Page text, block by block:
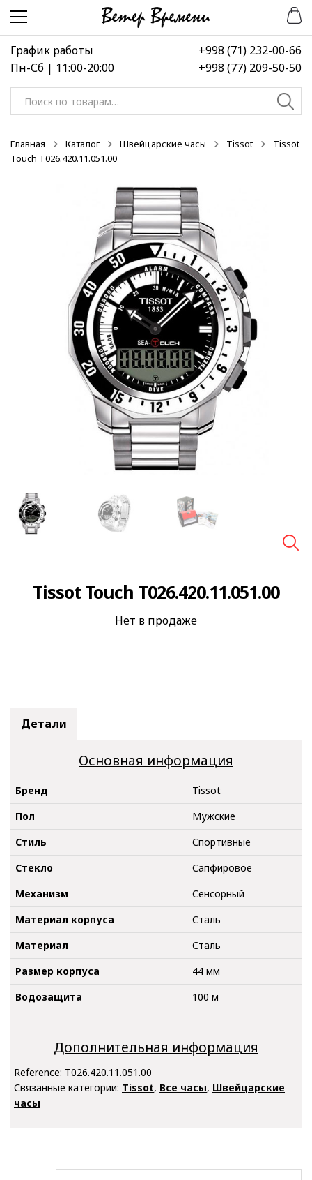
Перейти
навигации
Перейти
содержимому
График работы
Пн-Сб | 11:00-20:00
+998 (71) 232-00-66
+998 (77) 209-50-50
Искать:
Главная Каталог Швейцарские часы Tissot
Tissot
Touch T026.420.11.051.00
Tissot Touch T026.420.11.051.00
Нет в продаже
Детали
Основная информация
Бренд
Tissot
Пол
Мужские
Стиль
Спортивные
Стекло
Сапфировое
Механизм
Сенсорный
Материал корпуса
Сталь
Материал
Сталь
Размер корпуса
44 мм
Водозащита
100 м
Дополнительная информация
Reference: T026.420.11.051.00
Связанные категории: Tissot, Все часы, Швейцарские
часы
-50%